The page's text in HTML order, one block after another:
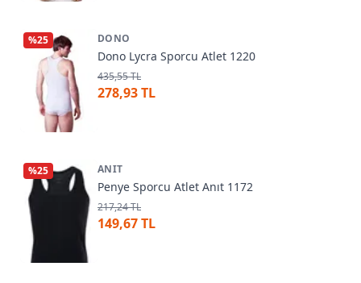
%25 DONO
Dono Lycra Sporcu Atlet 1220
435,55 TL
278,93 TL
%25 ANIT
Penye Sporcu Atlet Anıt 1172
217,24 TL
149,67 TL